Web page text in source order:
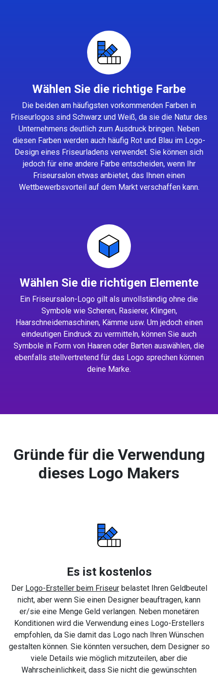
Wählen Sie die richtige Farbe
Die beiden am häufigsten vorkommenden Farben in
Friseurlogos sind Schwarz und Weiß, da sie die Natur des
Unternehmens deutlich zum Ausdruck bringen. Neben
diesen Farben werden auch häufig Rot und Blau im Logo-
Design eines Friseurladens verwendet. Sie können sich
jedoch für eine andere Farbe entscheiden, wenn Ihr
Friseursalon etwas anbietet, das Ihnen einen
Wettbewerbsvorteil auf dem Markt verschaffen kann.
Wählen Sie die richtigen Elemente
Ein Friseursalon-Logo gilt als unvollständig ohne die
Symbole wie Scheren, Rasierer, Klingen,
Haarschneidemaschinen, Kämme usw. Um jedoch einen
eindeutigen Eindruck zu vermitteln, können Sie auch
Symbole in Form von Haaren oder Barten auswählen, die
ebenfalls stellvertretend für das Logo sprechen können
deine Marke.
Gründe für die Verwendung
dieses Logo Makers
Es ist kostenlos
Der Logo-Ersteller beim Friseurbelastet Ihren Geldbeutel
nicht, aber wenn Sie einen Designer beauftragen, kann
er/sie eine Menge Geld verlangen. Neben monetären
Konditionen wird die Verwendung eines Logo-Erstellers
empfohlen, da Sie damit das Logo nach Ihren Wünschen
gestalten können. Sie könnten versuchen, dem Designer so
viele Details wie möglich mitzuteilen, aber die
Wahrscheinlichkeit, dass Sie nicht die gewünschten